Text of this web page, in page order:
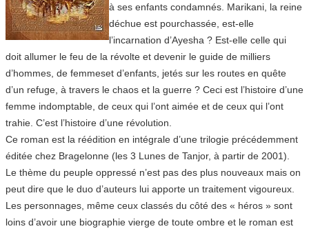
à ses enfants condamnés. Marikani, la reine
déchue est pourchassée, est-elle
l’incarnation d’Ayesha ? Est-elle celle qui
doit allumer le feu de la révolte et devenir le guide de milliers
d’hommes, de femmeset d’enfants, jetés sur les routes en quête
d’un refuge, à travers le chaos et la guerre ? Ceci est l’histoire d’une
femme indomptable, de ceux qui l’ont aimée et de ceux qui l’ont
trahie. C’est l’histoire d’une révolution.
Ce roman est la réédition en intégrale d’une trilogie précédemment
éditée chez Bragelonne (les 3 Lunes de Tanjor, à partir de 2001).
Le thème du peuple oppressé n’est pas des plus nouveaux mais on
peut dire que le duo d’auteurs lui apporte un traitement vigoureux.
Les personnages, même ceux classés du côté des « héros » sont
loins d’avoir une biographie vierge de toute ombre et le roman est